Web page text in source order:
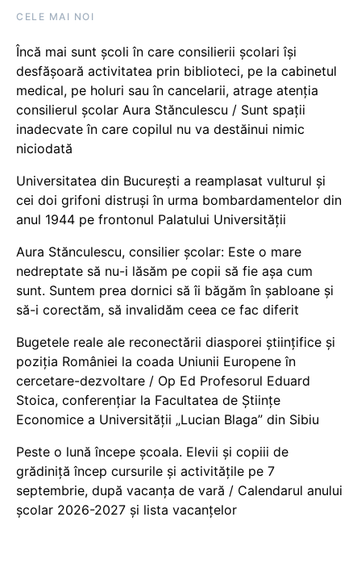
CELE MAI NOI
Încă mai sunt școli în care consilierii școlari își
desfășoară activitatea prin biblioteci, pe la cabinetul
medical, pe holuri sau în cancelarii, atrage atenția
consilierul școlar Aura Stănculescu / Sunt spații
inadecvate în care copilul nu va destăinui nimic
niciodată
Universitatea din București a reamplasat vulturul și
cei doi grifoni distruși în urma bombardamentelor din
anul 1944 pe frontonul Palatului Universității
Aura Stănculescu, consilier școlar: Este o mare
nedreptate să nu-i lăsăm pe copii să fie așa cum
sunt. Suntem prea dornici să îi băgăm în șabloane și
să-i corectăm, să invalidăm ceea ce fac diferit
Bugetele reale ale reconectării diasporei științifice și
poziția României la coada Uniunii Europene în
cercetare-dezvoltare / Op Ed Profesorul Eduard
Stoica, conferențiar la Facultatea de Științe
Economice a Universității „Lucian Blaga” din Sibiu
Peste o lună începe școala. Elevii și copiii de
grădiniță încep cursurile și activitățile pe 7
septembrie, după vacanța de vară / Calendarul anului
școlar 2026-2027 și lista vacanțelor